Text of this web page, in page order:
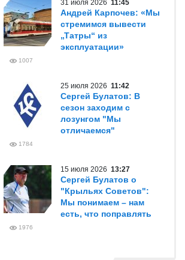
31 июля 2026 11:45
Андрей Карпочев: «Мы
стремимся вывести
„Татры“ из
эксплуатации»
1007
25 июля 2026 11:42
Сергей Булатов: В
сезон заходим с
лозунгом "Мы
отличаемся"
1784
15 июля 2026 13:27
Сергей Булатов о
"Крыльях Советов":
Мы понимаем – нам
есть, что поправлять
1976